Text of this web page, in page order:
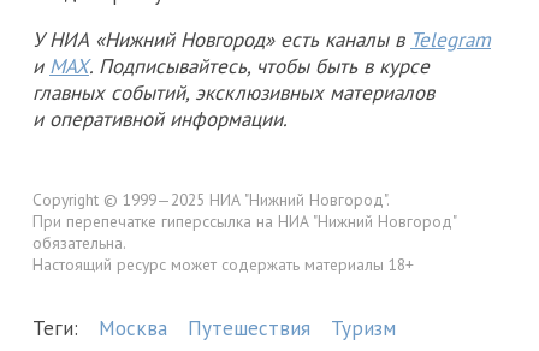
У НИА «Нижний Новгород» есть каналы в Telegram
и MAX. Подписывайтесь, чтобы быть в курсе
главных событий, эксклюзивных материалов
и оперативной информации.
Copyright © 1999—2025 НИА "Нижний Новгород".
При перепечатке гиперссылка на НИА "Нижний Новгород"
обязательна.
Настоящий ресурс может содержать материалы 18+
Теги: Москва Путешествия Туризм